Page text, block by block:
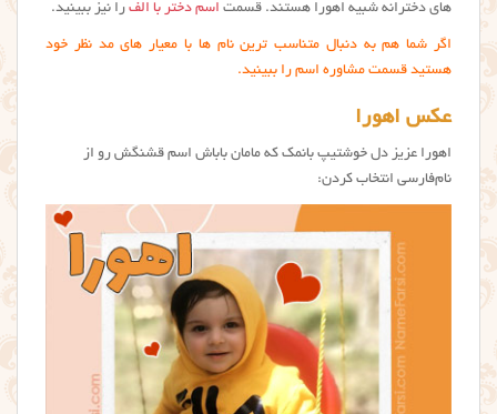
های دخترانه شبیه اهورا هستند. قسمت اسم دختر با الف را نیز ببینید.
اگر شما هم به دنبال متناسب ترین نام ها با معیار های مد نظر خود
هستید قسمت مشاوره اسم را ببینید.
عکس اهورا
اهورا عزیز دل خوشتیپ بانمک که مامان باباش اسم قشنگش رو از
نام‌فارسی انتخاب کردن: